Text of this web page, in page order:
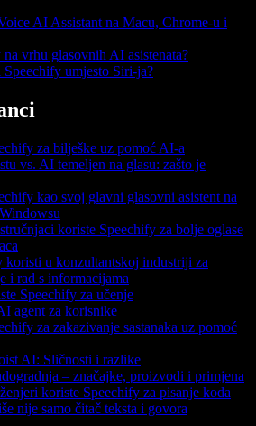
AI Assistant na Macu, Chrome-u i
vrhu glasovnih AI asistenata?
umjesto Siri-ja?
za bilješke uz pomoć AI-a
vs. AI temeljen na glasu: zašto je
kao svoj glavni glasovni asistent na
koriste Speechify za bolje oglase
koristi u konzultantskoj industriji za
i rad s informacijama
Speechify za učenje
agent za korisnike
za zakazivanje sastanaka uz pomoć
AI: Sličnosti i razlike
– značajke, proizvodi i primjena
koriste Speechify za pisanje koda
nije samo čitač teksta i govora